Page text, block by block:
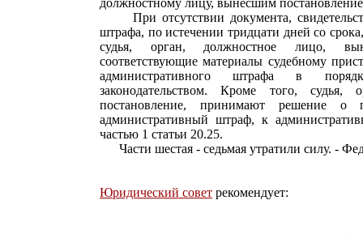
должностному лицу, вынесшим
При отсутствии документа,
штрафа, по истечении тридцати дней со
судья, орган, должностное лицо,
соответствующие материалы судебному
административного штрафа в
законодательством. Кроме того,
постановление, принимают решение о
административный штраф, к
частью 1 статьи 20.25.
Части шестая - седьмая утратили силу. -
Юридический совет рекомендует: